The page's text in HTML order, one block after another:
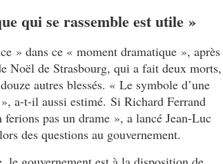
qui se rassemble est utile »
» dans ce « moment dramatique », après
Noël de Strasbourg, qui a fait deux morts,
autres blessés. « Le symbole d’une
a-t-il aussi estimé. Si Richard Ferrand
pas un drame », a lancé Jean-Luc
des questions au gouvernement.